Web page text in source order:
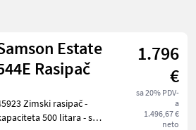
Estate
Rasipač
1.796
€
sa 20% PDV-
a
1.496,67 €
neto
Zimski rasipač -
500 litara - s